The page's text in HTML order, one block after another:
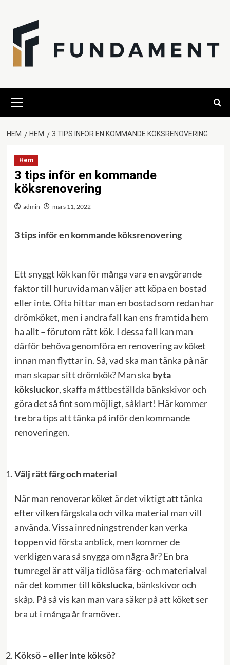
innehåll
meny
HEM HEM 3 TIPS INFÖR EN KOMMANDE KÖKSRENOVERING
Hem
3 tips inför en kommande
köksrenovering
admin mars 11, 2022
3 tips inför en kommande köksrenovering
Ett snyggt kök kan för många vara en avgörande
faktor till huruvida man väljer att köpa en bostad
eller inte. Ofta hittar man en bostad som redan har
drömköket, men i andra fall kan ens framtida hem
ha allt – förutom rätt kök. I dessa fall kan man
därför behöva genomföra en renovering av köket
innan man flyttar in. Så, vad ska man tänka på när
man skapar sitt drömkök? Man ska byta
köksluckor, skaffa måttbeställda bänkskivoroch
göra det så fint som möjligt, såklart! Här kommer
tre bra tips att tänka på inför den kommande
renoveringen.
Välj rätt färg och material
När man renoverar köket är det viktigt att tänka
efter vilken färgskala och vilka material man vill
använda. Vissa inredningstrender kan verka
toppen vid första anblick, men kommer de
verkligen vara så snygga om några år? En bra
tumregel är att välja tidlösa färg- och materialval
när det kommer till kökslucka, bänkskivor och
skåp. På så vis kan man vara säker på att köket ser
bra ut i många år framöver.
Köksö – eller inte köksö?